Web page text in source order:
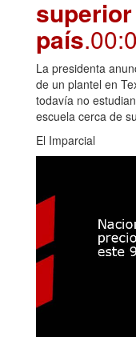
país
La presidenta
de un plantel en
todavía no
escuela cerca de
El Imparcial